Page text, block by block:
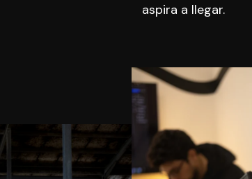
aspira a llegar.